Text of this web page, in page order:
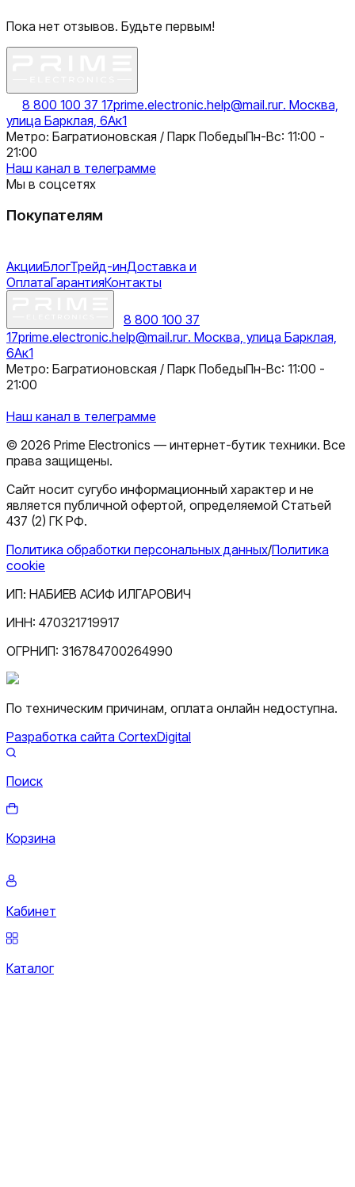
Пока нет отзывов. Будьте первым!
8 800 100 37 17prime.electronic.help@mail.ruг. Москва,
улица Барклая, 6Ак1
Метро: Багратионовская / Парк ПобедыПн-Вс: 11:00 -
21:00
Наш канал в телеграмме
Мы в соцсетях
Покупателям
АкцииБлогТрейд-инДоставка и
ОплатаГарантияКонтакты
8 800 100 37
17prime.electronic.help@mail.ruг. Москва, улица Барклая,
6Ак1
Метро: Багратионовская / Парк ПобедыПн-Вс: 11:00 -
21:00
Наш канал в телеграмме
© 2026 Prime Electronics — интернет-бутик техники. Все
права защищены.
Сайт носит сугубо информационный характер и не
является публичной офертой, определяемой Статьей
437 (2) ГК РФ.
Политика обработки персональных данных/Политика
cookie
ИП: НАБИЕВ АСИФ ИЛГАРОВИЧ
ИНН: 470321719917
ОГРНИП: 316784700264990
По техническим причинам, оплата онлайн недоступна.
Разработка сайта CortexDigital
Поиск
Корзина
Кабинет
Каталог